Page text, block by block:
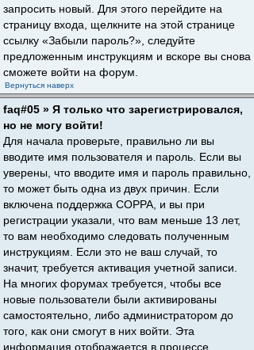
запросить новый. Для этого перейдите на
страницу входа, щелкните на этой странице
ссылку «Забыли пароль?», следуйте
предложенным инструкциям и вскоре вы снова
сможете войти на форум.
Вернуться наверх
faq#05 » Я только что зарегистрировался,
но не могу войти!
Для начала проверьте, правильно ли вы
вводите имя пользователя и пароль. Если вы
уверены, что вводите имя и пароль правильно,
то может быть одна из двух причин. Если
включена поддержка COPPA, и вы при
регистрации указали, что вам меньше 13 лет,
то вам необходимо следовать полученным
инструкциям. Если это не ваш случай, то
значит, требуется активация учетной записи.
На многих форумах требуется, чтобы все
новые пользователи были активированы
самостоятельно, либо администратором до
того, как они смогут в них войти. Эта
информация отображается в процессе